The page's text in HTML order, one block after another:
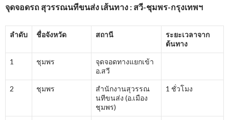
จุดจอดรถ สุวรรณนทีขนส่ง เส้นทาง : สวี-ชุมพร-กรุงเทพฯ
ลำดับ ชื่อจังหวัด สถานี
ระยะเวลาจาก
ต้นทาง
1 ชุมพร
จุดจอดทางแยกเข้า
อ.สวี
2 ชุมพร
สำนักงานสุวรรณ
นทีขนส่ง (อ.เมือง
ชุมพร)
1 ชั่วโมง